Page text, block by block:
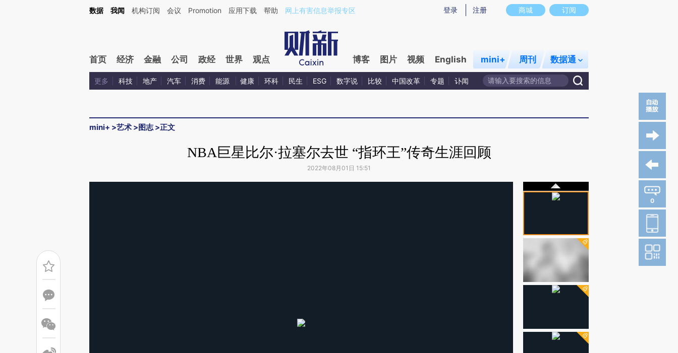
商城 订阅
登录 注册
数据 我闻 机构订阅 会议 Promotion 应用下载 帮助 网上有害信息举报专区
首页 经济 金融 公司 政经 世界 观点 博客 图片 视频 English mini+ 周刊 数据通
更多 科技 地产 汽车 消费 能源 健康 环科 民生 ESG 数字说 比较 中国改革 专题 讣闻
mini+ >艺术 >图志>正文
NBA巨星比尔·拉塞尔去世 “指环王”传奇生涯回顾
2022年08月01日 15:51
0